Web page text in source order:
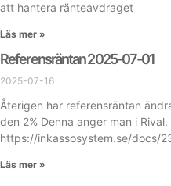
att hantera ränteavdraget
Läs mer »
Referensräntan 2025-07-01
2025-07-16
Återigen har referensräntan
den 2% Denna anger man i
https://inkassosystem.se/docs/
Läs mer »